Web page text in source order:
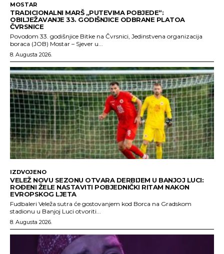
MOSTAR
TRADICIONALNI MARŠ „PUTEVIMA POBJEDE“:
OBILJEŽAVANJE 33. GODIŠNJICE ODBRANE PLATOA
ČVRSNICE
Povodom 33. godišnjice Bitke na Čvrsnici, Jedinstvena organizacija
boraca (JOB) Mostar – Sjever u...
8. Augusta 2026.
IZDVOJENO
VELEŽ NOVU SEZONU OTVARA DERBIJEM U BANJOJ LUCI:
ROĐENI ŽELE NASTAVITI POBJEDNIČKI RITAM NAKON
EVROPSKOG LJETA
Fudbaleri Veleža sutra će gostovanjem kod Borca na Gradskom
stadionu u Banjoj Luci otvoriti...
8. Augusta 2026.